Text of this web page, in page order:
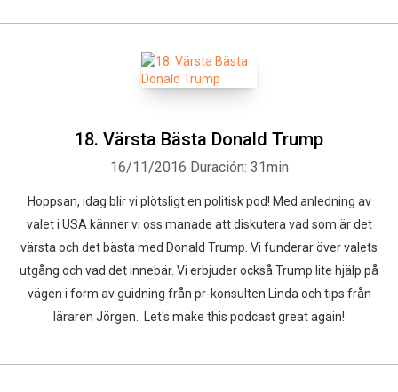
18. Värsta Bästa Donald Trump
16/11/2016 Duración: 31min
Hoppsan, idag blir vi plötsligt en politisk pod! Med anledning av
valet i USA känner vi oss manade att diskutera vad som är det
värsta och det bästa med Donald Trump. Vi funderar över valets
utgång och vad det innebär. Vi erbjuder också Trump lite hjälp på
vägen i form av guidning från pr-konsulten Linda och tips från
läraren Jörgen. Let's make this podcast great again!